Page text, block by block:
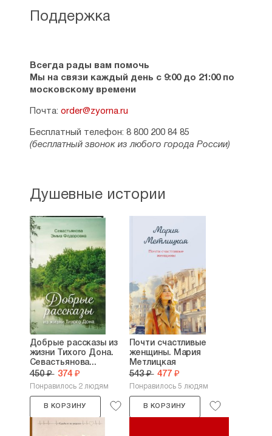
Поддержка
Всегда рады вам помочь
Мы на связи каждый день с 9:00 до 21:00 по
московскому времени
Почта: order@zyorna.ru
Бесплатный телефон: 8 800 200 84 85
(бесплатный звонок из любого города России)
Душевные истории
Добрые рассказы из
жизни Тихого Дона.
Севастьянова...
450 ₽ 374 ₽
Понравилось 2 людям
В КОРЗИНУ
Почти счастливые
женщины. Мария
Метлицкая
543 ₽ 477 ₽
Понравилось 5 людям
В КОРЗИНУ